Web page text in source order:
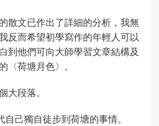
散文已作出了詳細的分析，我無
反而希望初學寫作的年輕人可以
到他們可向大師學習文章結構及
〈荷塘月色〉。
大段落。
己獨自徒步到荷塘的事情。